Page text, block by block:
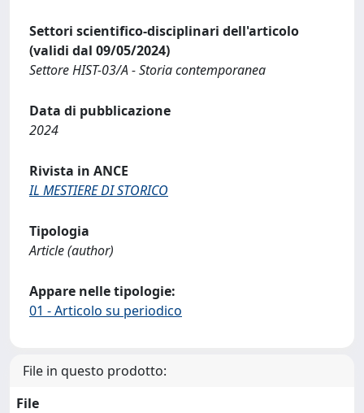
Settori scientifico-disciplinari dell'articolo
(validi dal 09/05/2024)
Settore HIST-03/A - Storia contemporanea
Data di pubblicazione
2024
Rivista in ANCE
IL MESTIERE DI STORICO
Tipologia
Article (author)
Appare nelle tipologie:
01 - Articolo su periodico
File in questo prodotto:
File